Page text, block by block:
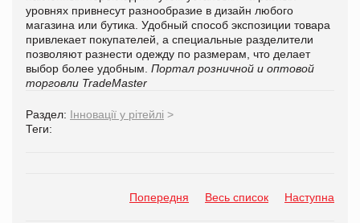
уровнях привнесут разнообразие в дизайн любого
магазина или бутика. Удобный способ экспозиции товара
привлекает покупателей, а специальные разделители
позволяют разнести одежду по размерам, что делает
выбор более удобным. Портал розничной и оптовой
торговли TradeMaster
Раздел: Інновації у рітейлі >
Теги:
Попередня Весь список Наступна